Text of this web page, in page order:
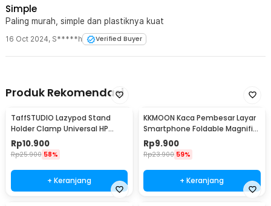
secara handsfree saat berkendara.
Kelengkapan Produk
Simple
Paling murah, simple dan plastiknya kuat
16 Oct 2024, S*****h Verified Buyer
Produk Rekomendasi
TaffSTUDIO Lazypod Stand
Holder Clamp Universal HP
Tablet Monopod 57cm -
Tripod-8-1
Rp10.900
Rp25.900 58%
+ Keranjang
KKMOON Kaca Pembesar Layar
Smartphone Foldable Magnifier
Stand 5X - F1
Rp9.900
Rp23.900 59%
+ Keranjang